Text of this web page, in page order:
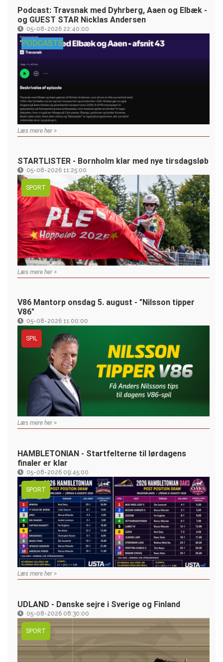
Podcast: Travsnak med Dyhrberg, Aaen og Elbæk -
og GUEST STAR Nicklas Andersen
05-08-2026 22:40:00
PODCASTS
Læs mere her >
STARTLISTER - Bornholm klar med nye tirsdagsløb
05-08-2026 11:25:00
SPORT
Læs mere her >
V86 Mantorp onsdag 5. august - "Nilsson tipper
V86"
05-08-2026 11:00:00
SPIL
Læs mere her >
HAMBLETONIAN - Startfelterne til lørdagens
finaler er klar
05-08-2026 09:45:00
SPORT
Læs mere her >
UDLAND - Danske sejre i Sverige og Finland
05-08-2026 08:30:00
SPORT